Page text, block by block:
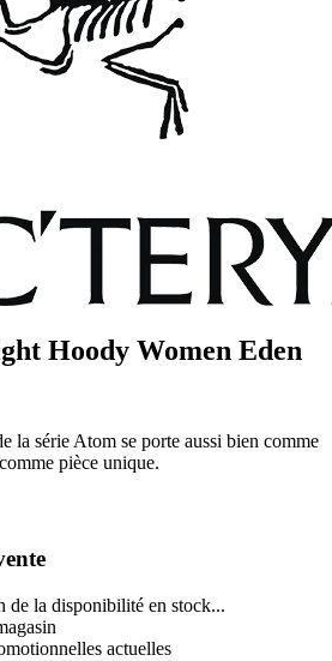
Hoody Women Eden
la série Atom se porte aussi bien comme
pièce unique.
de la disponibilité en stock...
actuelles